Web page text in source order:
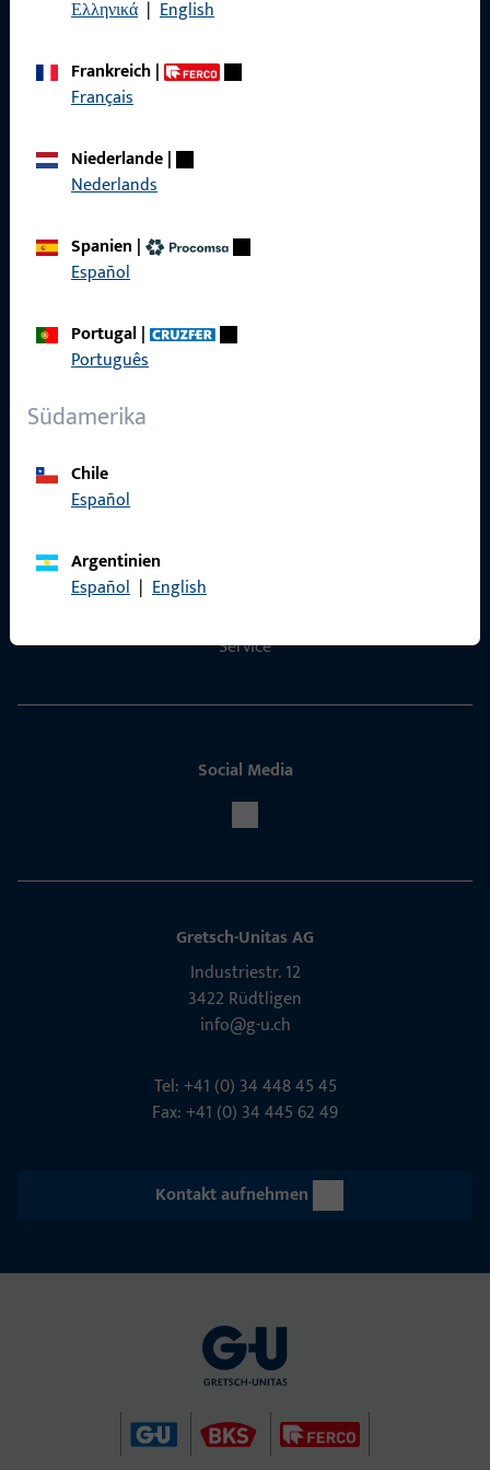
Ελληνικά | English
Frankreich|
Français
Niederlande|
Nederlands
Spanien |
Español
Portugal|
Português
Südamerika
Chile
Español
Argentinien
Español | English
Schnelleinstieg
Über Uns
Referenzen
ProPoint-Serviceportal
Service
Social Media
Gretsch-Unitas AG
Indu­s­triestr. 12
3422 Rüdt­ligen
info@g-u.ch
Tel: +41 (0) 34 448 45 45
Fax: +41 (0) 34 445 62 49
Kontakt aufnehmen